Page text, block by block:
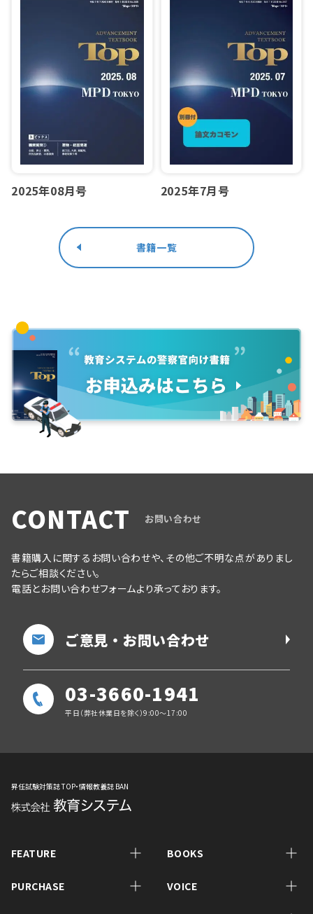
2025年08月号 2025年7月号
書籍一覧
CONTACT お問い合わせ
書籍購入に関するお問い合わせや、その他ご不明な点がありまし
たらご相談ください。
電話とお問い合わせフォームより承っております。
ご意見・お問い合わせ
03-3660-1941
平日（弊社休業日を除く）9:00～17:00
昇任試験対策誌 TOP・情報教養誌 BAN
FEATURE BOOKS
PURCHASE VOICE